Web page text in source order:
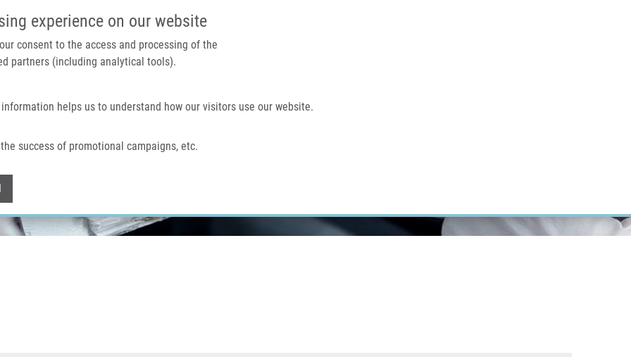
experience on our website
consent to the access and processing of the
partners (including analytical tools).
helps us to understand how our visitors use our website.
success of promotional campaigns, etc.
IMTM PORTÁL
Domů O nás